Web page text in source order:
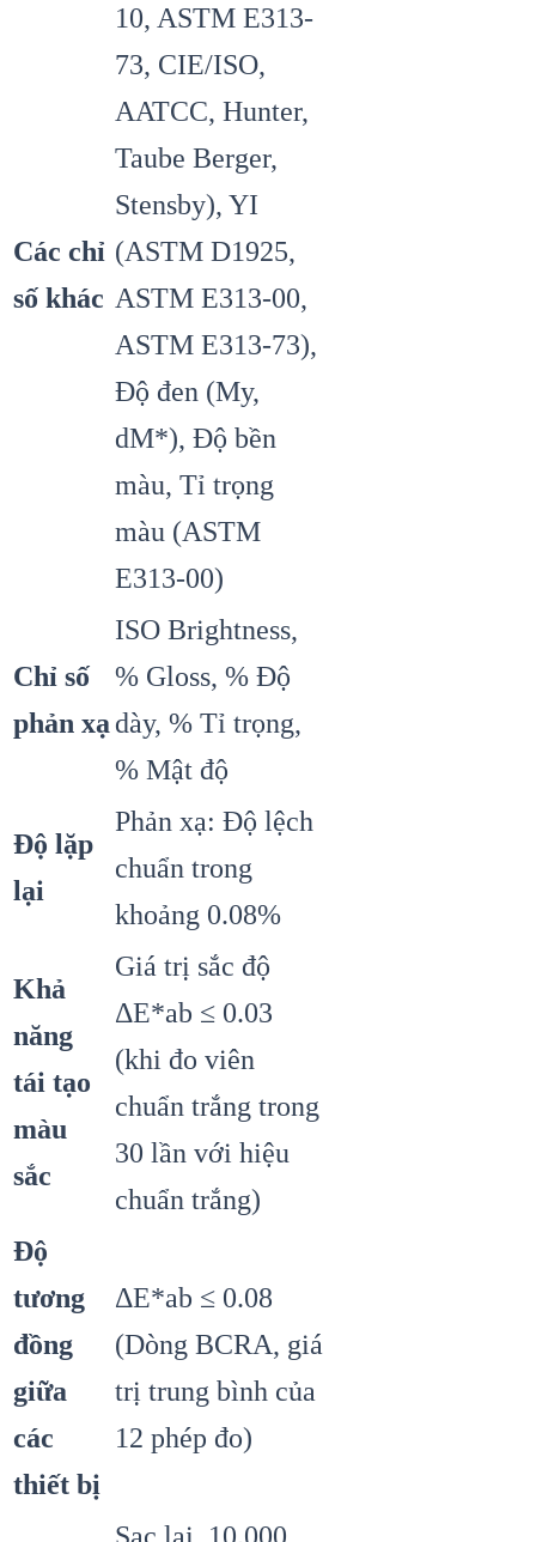
Các chỉ
số khác
10, ASTM E313-
73, CIE/ISO,
AATCC, Hunter,
Taube Berger,
Stensby), YI
(ASTM D1925,
ASTM E313-00,
ASTM E313-73),
Độ đen (My,
dM*), Độ bền
màu, Tỉ trọng
màu (ASTM
E313-00)
Chỉ số
phản xạ
ISO Brightness,
% Gloss, % Độ
dày, % Tỉ trọng,
% Mật độ
Độ lặp
lại
Phản xạ: Độ lệch
chuẩn trong
khoảng 0.08%
Khả
năng
tái tạo
màu
sắc
Giá trị sắc độ
ΔE*ab ≤ 0.03
(khi đo viên
chuẩn trắng trong
30 lần với hiệu
chuẩn trắng)
Độ
tương
đồng
giữa
các
thiết bị
ΔE*ab ≤ 0.08
(Dòng BCRA, giá
trị trung bình của
12 phép đo)
Sạc lại, 10.000